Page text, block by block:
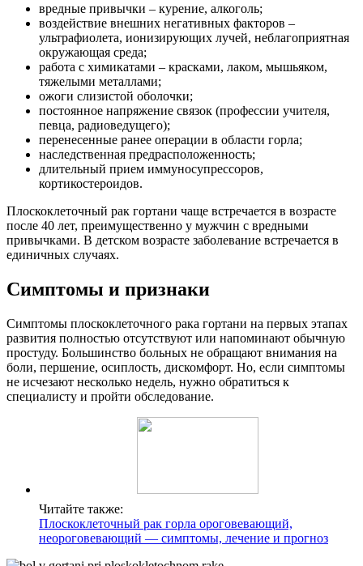
вредные привычки – курение, алкоголь;
воздействие внешних негативных факторов –
ультрафиолета, ионизирующих лучей, неблагоприятная
окружающая среда;
работа с химикатами – красками, лаком, мышьяком,
тяжелыми металлами;
ожоги слизистой оболочки;
постоянное напряжение связок (профессии учителя,
певца, радиоведущего);
перенесенные ранее операции в области горла;
наследственная предрасположенность;
длительный прием иммуносупрессоров,
кортикостероидов.
Плоскоклеточный рак гортани чаще встречается в возрасте
после 40 лет, преимущественно у мужчин с вредными
привычками. В детском возрасте заболевание встречается в
единичных случаях.
Симптомы и признаки
Симптомы плоскоклеточного рака гортани на первых этапах
развития полностью отсутствуют или напоминают обычную
простуду. Большинство больных не обращают внимания на
боли, першение, осиплость, дискомфорт. Но, если симптомы
не исчезают несколько недель, нужно обратиться к
специалисту и пройти обследование.
Читайте также:
Плоскоклеточный рак горла ороговевающий,
неороговевающий — симптомы, лечение и прогноз